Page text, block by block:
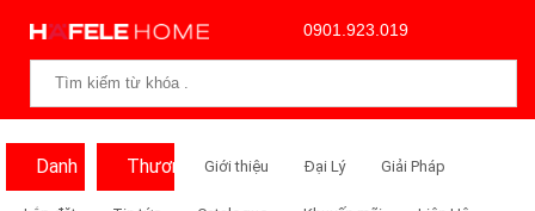
0901.923.019
Danh Thương Giới thiệu Đại Lý Giải Pháp